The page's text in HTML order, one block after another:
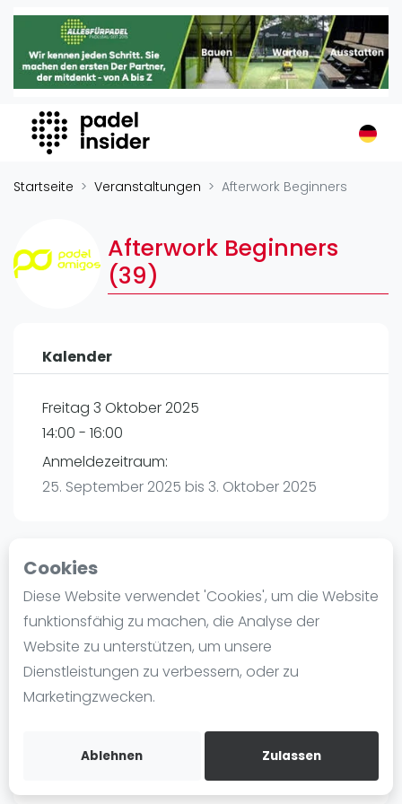
Cookies
Diese Website verwendet 'Cookies', um die Website
funktionsfähig zu machen, die Analyse der
Website zu unterstützen, um unsere
Dienstleistungen zu verbessern, oder zu
Marketingzwecken.
Ablehnen Zulassen
Padel Insider
Home
Organisationen
Buchungssysteme
Padel-Shops
Verschiedenes
Veranstaltungen
International
Ranking
Männer
Frauen
Blog
Die Geschichte von Padel
Regeln und Punktzählung
Padel Schläge
Video
Startseite Veranstaltungen Afterwork Beginners
Afterwork Beginners
(39)
Kalender
Freitag 3 Oktober 2025
14:00 - 16:00
Anmeldezeitraum:
25. September 2025 bis 3. Oktober 2025
Playtomic
Padel amigos Hamburg-Halstenbek |
Halstenbek
Am Bahndamm 88
25469Halstenbek
playtomic.io